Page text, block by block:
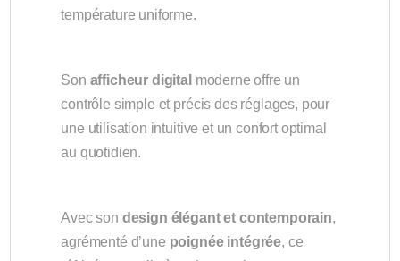
température uniforme.
Son afficheur digital moderne offre un
contrôle simple et précis des réglages, pour
une utilisation intuitive et un confort optimal
au quotidien.
Avec son design élégant et contemporain,
agrémenté d’une poignée intégrée, ce